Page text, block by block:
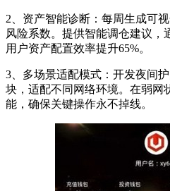
2、资产智能诊断：每周生成可
风险系数。提供智能调仓建议，
用户资产配置效率提升65%。
3、多场景适配模式：开发夜间
块，适配不同网络环境。在弱网
能，确保关键操作永不掉线。